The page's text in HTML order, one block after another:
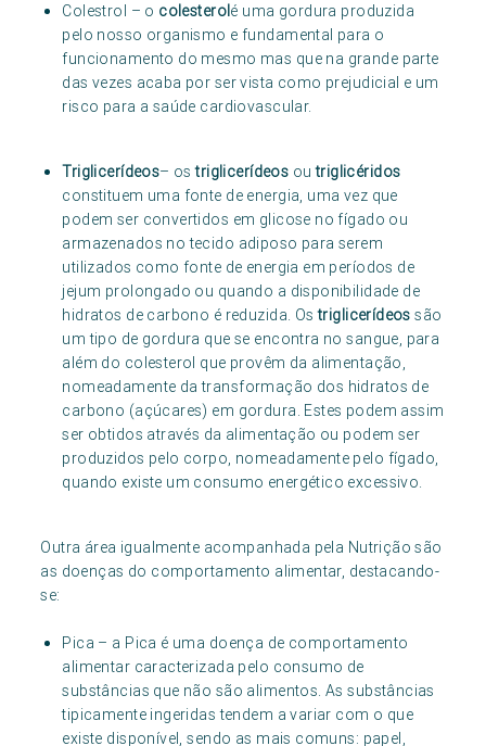
Colestrol – o colesterol é uma gordura produzida
pelo nosso organismo e fundamental para o
funcionamento do mesmo mas que na grande parte
das vezes acaba por ser vista como prejudicial e um
risco para a saúde cardiovascular.
Triglicerídeos– ostriglicerídeos outriglicéridos
constituem uma fonte de energia, uma vez que
podem ser convertidos em glicose no fígado ou
armazenados no tecido adiposo para serem
utilizados como fonte de energia em períodos de
jejum prolongado ou quando a disponibilidade de
hidratos de carbono é reduzida. Ostriglicerídeos são
um tipo de gordura que se encontra no sangue, para
além do colesterol que provêm da alimentação,
nomeadamente da transformação dos hidratos de
carbono (açúcares) em gordura. Estes podem assim
ser obtidos através da alimentação ou podem ser
produzidos pelo corpo, nomeadamente pelo fígado,
quando existe um consumo energético excessivo.
Outra área igualmente acompanhada pela Nutrição são
as doenças do comportamento alimentar, destacando-
se:
Pica – a Pica é uma doença de comportamento
alimentar caracterizada pelo consumo de
substâncias que não são alimentos. As substâncias
tipicamente ingeridas tendem a variar com o que
existe disponível, sendo as mais comuns: papel,